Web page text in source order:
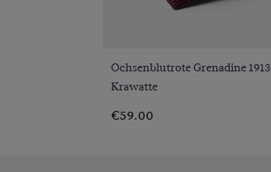
VORSCHAU
Ochsenblutrote Grenadine 1913
Krawatte
€59.00